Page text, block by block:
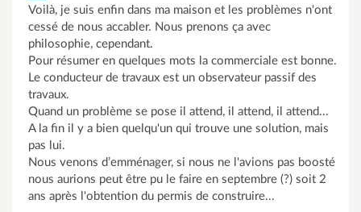
Voilà, je suis enfin dans ma maison et les problèmes n'ont
cessé de nous accabler. Nous prenons ça avec
philosophie, cependant.
Pour résumer en quelques mots la commerciale est bonne.
Le conducteur de travaux est un observateur passif des
travaux.
Quand un problème se pose il attend, il attend, il attend...
A la fin il y a bien quelqu'un qui trouve une solution, mais
pas lui.
Nous venons d’emménager, si nous ne l'avions pas boosté
nous aurions peut être pu le faire en septembre (?) soit 2
ans après l'obtention du permis de construire...